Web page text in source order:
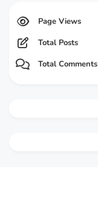
Total Posts
Total Comments